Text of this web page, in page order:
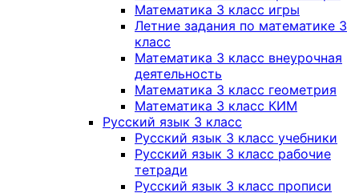
Математика 3 класс игры
Летние задания по математике 3
класс
Математика 3 класс внеурочная
деятельность
Математика 3 класс геометрия
Математика 3 класс КИМ
Русский язык 3 класс
Русский язык 3 класс учебники
Русский язык 3 класс рабочие
тетради
Русский язык 3 класс прописи